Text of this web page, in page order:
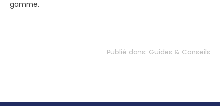
gamme.
Publié dans: Guides & Conseils